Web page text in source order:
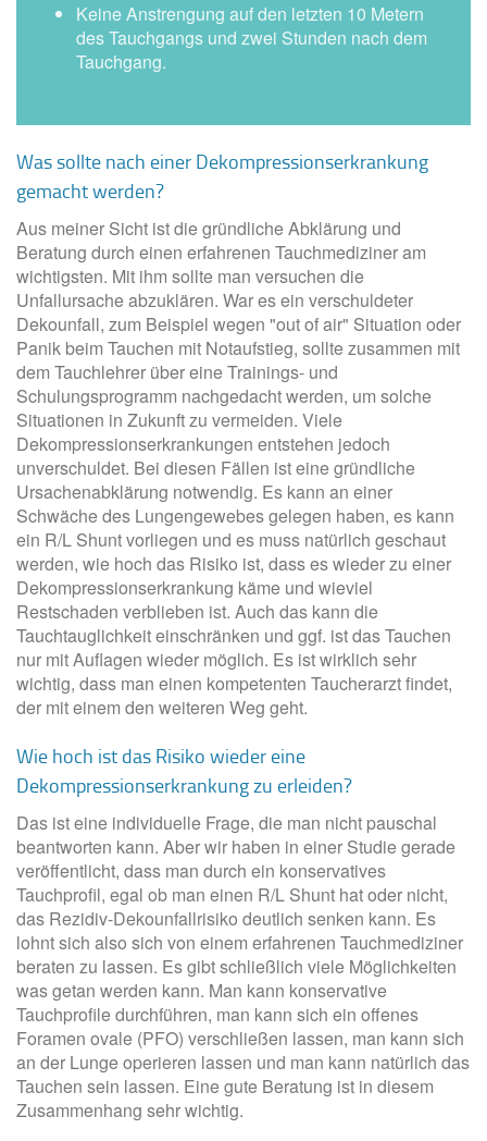
Keine Anstrengung auf den letzten 10 Metern
des Tauchgangs und zwei Stunden nach dem
Tauchgang.
Was sollte nach einer Dekompressionserkrankung
gemacht werden?
Aus meiner Sicht ist die gründliche Abklärung und
Beratung durch einen erfahrenen Tauchmediziner am
wichtigsten. Mit ihm sollte man versuchen die
Unfallursache abzuklären. War es ein verschuldeter
Dekounfall, zum Beispiel wegen "out of air" Situation oder
Panik beim Tauchen mit Notaufstieg, sollte zusammen mit
dem Tauchlehrer über eine Trainings- und
Schulungsprogramm nachgedacht werden, um solche
Situationen in Zukunft zu vermeiden. Viele
Dekompressionserkrankungen entstehen jedoch
unverschuldet. Bei diesen Fällen ist eine gründliche
Ursachenabklärung notwendig. Es kann an einer
Schwäche des Lungengewebes gelegen haben, es kann
ein R/L Shunt vorliegen und es muss natürlich geschaut
werden, wie hoch das Risiko ist, dass es wieder zu einer
Dekompressionserkrankung käme und wieviel
Restschaden verblieben ist. Auch das kann die
Tauchtauglichkeit einschränken und ggf. ist das Tauchen
nur mit Auflagen wieder möglich. Es ist wirklich sehr
wichtig, dass man einen kompetenten Taucherarzt findet,
der mit einem den weiteren Weg geht.
Wie hoch ist das Risiko wieder eine
Dekompressionserkrankung zu erleiden?
Das ist eine individuelle Frage, die man nicht pauschal
beantworten kann. Aber wir haben in einer Studie gerade
veröffentlicht, dass man durch ein konservatives
Tauchprofil, egal ob man einen R/L Shunt hat oder nicht,
das Rezidiv-Dekounfallrisiko deutlich senken kann. Es
lohnt sich also sich von einem erfahrenen Tauchmediziner
beraten zu lassen. Es gibt schließlich viele Möglichkeiten
was getan werden kann. Man kann konservative
Tauchprofile durchführen, man kann sich ein offenes
Foramen ovale (PFO) verschließen lassen, man kann sich
an der Lunge operieren lassen und man kann natürlich das
Tauchen sein lassen. Eine gute Beratung ist in diesem
Zusammenhang sehr wichtig.